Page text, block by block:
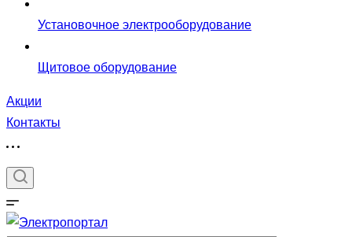
Установочное электрооборудование
Щитовое оборудование
Акции
Контакты